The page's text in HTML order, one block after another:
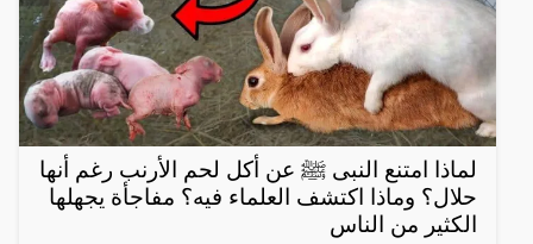
لماذا امتنع النبى ﷺ عن أكل لحم الأرنب رغم أنها
حلال؟ وماذا اكتشف العلماء فيه؟ مفاجأة يجهلها
الكثير من الناس